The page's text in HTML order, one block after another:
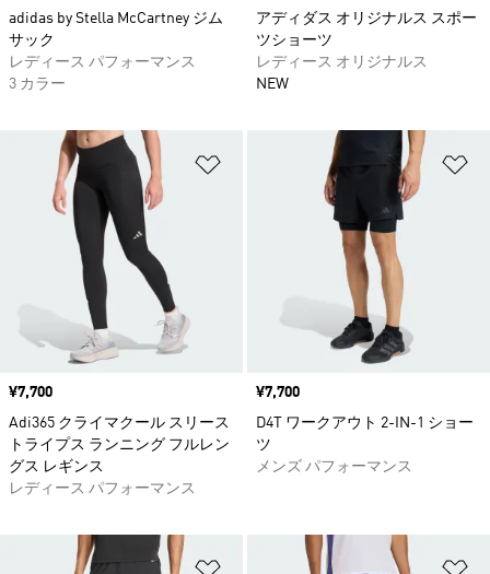
adidas by Stella McCartney ジム
サック
レディース パフォーマンス
3 カラー
アディダス オリジナルス スポー
ツショーツ
レディース オリジナルス
NEW
ほしいものリストに追加
価格
¥7,700
Adi365 クライマクール スリース
トライプス ランニング フルレン
グス レギンス
レディース パフォーマンス
価格
¥7,700
D4T ワークアウト 2-IN-1 ショー
ツ
メンズ パフォーマンス
ほしいものリストに追加